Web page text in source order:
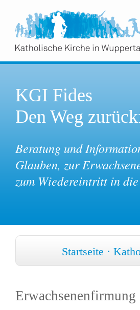
KGI Fides
Den Weg
Beratung und
Glauben, zur
zum Wiedereintritt in
Startseite ·
Erwachsenenfirmung